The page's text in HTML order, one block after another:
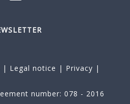
| Legal notice | Privacy |
number: 078 - 2016